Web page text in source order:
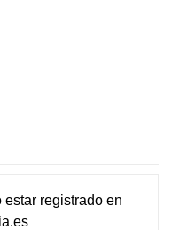
estar registradoen